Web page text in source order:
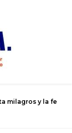
milagros y la fe